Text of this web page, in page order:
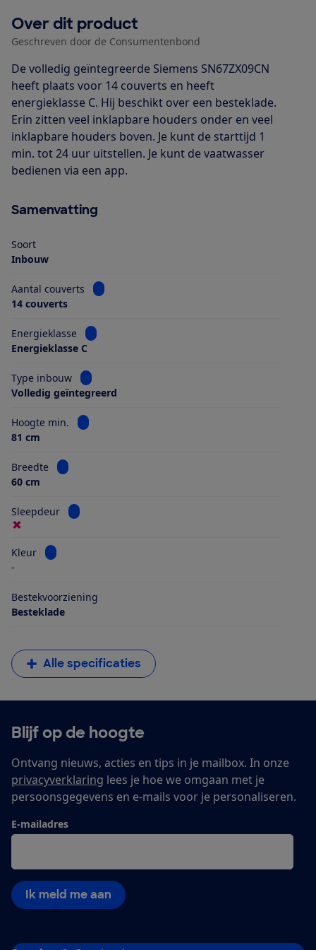
Over dit product
Geschreven door de Consumentenbond
De volledig geïntegreerde Siemens SN67ZX09CN
heeft plaats voor 14 couverts en heeft
energieklasse C. Hij beschikt over een besteklade.
Erin zitten veel inklapbare houders onder en veel
inklapbare houders boven. Je kunt de starttijd 1
min. tot 24 uur uitstellen. Je kunt de vaatwasser
bedienen via een app.
Samenvatting
Soort
Inbouw
Aantal couverts
Bekijk informatie voor Aantal couverts
14 couverts
Energieklasse
Bekijk informatie voor Energieklasse
Energieklasse C
Type inbouw
Bekijk informatie voor Type inbouw
Volledig geïntegreerd
Hoogte min.
Bekijk informatie voor Hoogte min.
81 cm
Breedte
Bekijk informatie voor Breedte
60 cm
Sleepdeur Bekijk informatie voor Sleepdeur
Kleur
Bekijk informatie voor Kleur
-
Bestekvoorziening
Besteklade
Alle specificaties
Blijf op de hoogte
Ontvang nieuws, acties en tips in je mailbox. In onze
privacyverklaring lees je hoe we omgaan met je
persoonsgegevens en e-mails voor je personaliseren.
E-mailadres
Ik meld me aan